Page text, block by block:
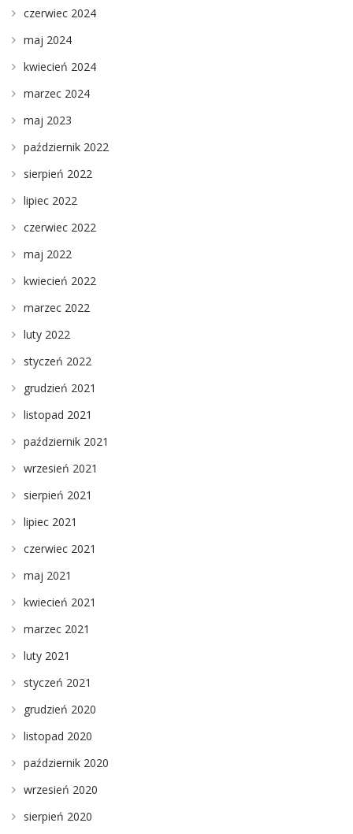
czerwiec 2024
maj 2024
kwiecień 2024
marzec 2024
maj 2023
październik 2022
sierpień 2022
lipiec 2022
czerwiec 2022
maj 2022
kwiecień 2022
marzec 2022
luty 2022
styczeń 2022
grudzień 2021
listopad 2021
październik 2021
wrzesień 2021
sierpień 2021
lipiec 2021
czerwiec 2021
maj 2021
kwiecień 2021
marzec 2021
luty 2021
styczeń 2021
grudzień 2020
listopad 2020
październik 2020
wrzesień 2020
sierpień 2020